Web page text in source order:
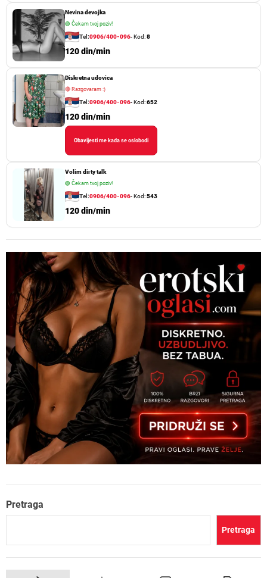
Nevina devojka
🟢 Čekam tvoj poziv!
Tel:0906/400-096- Kod:8
120 din/min
Diskretna udovica
🔴Razgovaram :)
Tel:0906/400-096- Kod:652
120 din/min
Obavijesti me kada se oslobodi
Volim dirty talk
🟢 Čekam tvoj poziv!
Tel:0906/400-096- Kod:543
120 din/min
Pretraga
Pretraga